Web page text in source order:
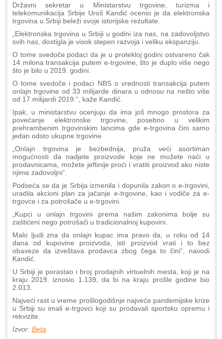
Državni sekretar u Ministarstvu trgovine, turizma i
telekomunikacija Srbije Uroš Kandić ocenio je da elektronska
trgovina u Srbiji beleži svoje istorijske rezultate.
„Elektronska trgovina u Srbiji u godini iza nas, na zadovoljstvo
svih nas, dostigla je visok stepen razvoja i veliku ekspanziju.
O tome svedoče podaci da je u protekloj godini ostvareno čak
14 milona transakcija putem e-trgovine, što je duplo više nego
što je bilo u 2019. godini.
O tome svedoče i podaci NBS o vrednosti transakcija putem
onlajn trgovine od 33 milijarde dinara u odnosu na nešto više
od 17 milijardi 2019.“, kaže Kandić.
Ipak, u ministarstvu ocenjuju da ima još mnogo prostora za
povećanje elektronske trgovine, posebno u velikim
prehrambenim trgovinskim lancima gde e-trgovina čini samo
jedan odsto ukupne trgovine.
„Onlajn trgovina je bezbednija, pruža veći asortiman
mogućnosti da nadjete proizvode koje ne možete naći u
prodavnicama, možete jeftinije proći i vratiti proizvod ako niste
njime zadovoljni“.
Podseća se da je Srbija izmenila i dopunila zakon o e-trgovini,
uradila akcioni plan za jačanje e-trgovine, kao i vodiče za e-
trgovce i za potrošače u e-trgovini.
„Kupci u onlajn trgovini prema našim zakonima bolje su
zaštićeni nego potrošači u tradicionalnoj kupovini.
Malo ljudi zna da onlajn kupac ima pravo da, u roku od 14
dana od kupovine proizvoda, isti proizvod vrati i to bez
obaveze da izveštava prodavca zbog čega to čini“, navodi
Kandić.
U Srbiji je porastao i broj prodajnih virtuelnih mesta, koji je na
kraju 2019. iznosio 1.139, da bi na kraju prošle godine bio
2.013.
Najveći rast u vreme prošlogodišnje najveće pandemijske krize
u Srbiji su imali e-trgovci koji su prodavali sportsku opremu i
rekvizite.
Izvor: Beta